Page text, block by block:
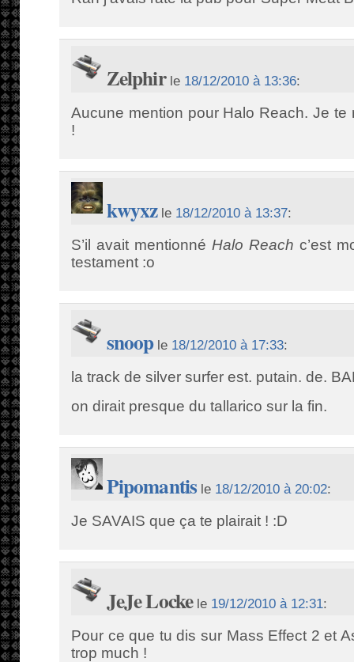
Zelphirle 18/12/2010 à 13:36:
Aucune mention pour Halo Reach. Je te
!
kwyxzle 18/12/2010 à 13:37:
S’il avait mentionné Halo Reach c’est
testament :o
snoople 18/12/2010 à 17:33:
la track de silver surfer est. putain. de.
on dirait presque du tallarico sur la fin.
Pipomantisle 18/12/2010 à 20:02:
Je SAVAIS que ça te plairait ! :D
JeJe Lockele 19/12/2010 à 12:31:
Pour ce que tu dis sur Mass Effect 2 et
trop much !